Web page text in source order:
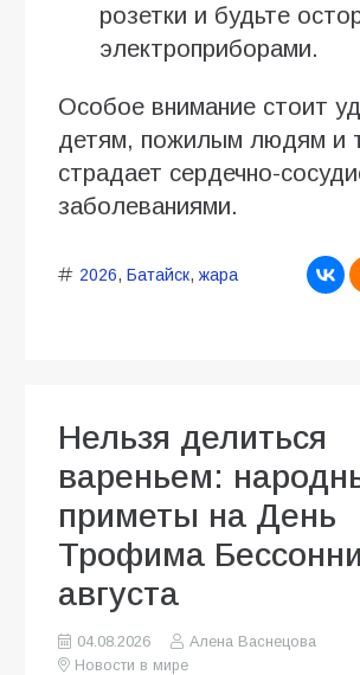
розетки и будьте
электроприборами.
Особое внимание стоит
детям, пожилым людям и
страдает сердечно-
заболеваниями.
2026, Батайск, жара
Нельзя делиться
вареньем:
приметы на День
Трофима
августа
04.08.2026
Алена Васнецова
Новости в мире